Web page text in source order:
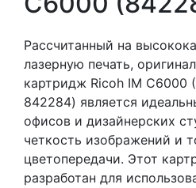
Рассчитанный на
лазерную печать,
картридж Ricoh IM C6000
842284) является
офисов и дизайнерских
четкость изображений и
цветопередачи. Этот
разработан для